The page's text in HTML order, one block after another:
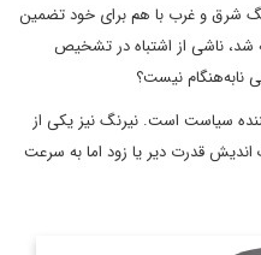
جنگ شرق و غرب با هم برای خود تضمین
شد، ناشی از اشتباه در تشخیص
نابه‌هنگام نیست؟
سیاست است. نیرنگ نیز یکی از
قدرت دیر یا زود اما به سرعت